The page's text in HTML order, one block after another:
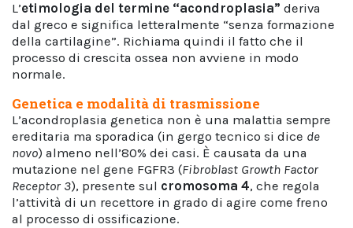
L’etimologia del termine “acondroplasia” deriva
dal greco e significa letteralmente “senza formazione
della cartilagine”. Richiama quindi il fatto che il
processo di crescita ossea non avviene in modo
normale.
Genetica e modalità di trasmissione
L’acondroplasia genetica non è una malattia sempre
ereditaria ma sporadica (in gergo tecnico si dice de
novo) almeno nell’80% dei casi. È causata da una
mutazione nel gene FGFR3 (Fibroblast Growth Factor
Receptor 3), presente sul cromosoma 4, che regola
l’attività di un recettore in grado di agire come freno
al processo di ossificazione.